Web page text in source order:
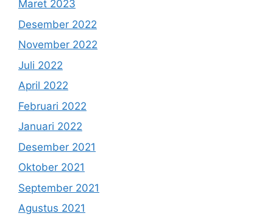
Maret 2023
Desember 2022
November 2022
Juli 2022
April 2022
Februari 2022
Januari 2022
Desember 2021
Oktober 2021
September 2021
Agustus 2021